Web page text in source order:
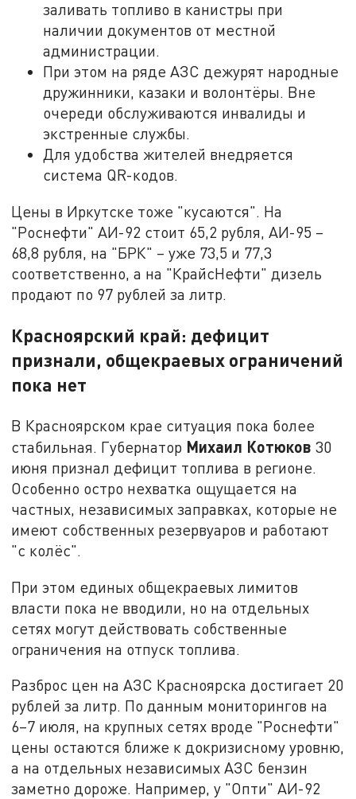
заливать топливо в канистры при
наличии документов от местной
администрации.
При этом на ряде АЗС дежурят народные
дружинники, казаки и волонтёры. Вне
очереди обслуживаются инвалиды и
экстренные службы.
Для удобства жителей внедряется
система QR-кодов.
Цены в Иркутске тоже "кусаются". На
"Роснефти" АИ-92 стоит 65,2 рубля, АИ-95 –
68,8 рубля, на "БРК" – уже 73,5 и 77,3
соответственно, а на "КрайсНефти" дизель
продают по 97 рублей за литр.
Красноярский край: дефицит
признали, общекраевых ограничений
пока нет
В Красноярском крае ситуация пока более
стабильная. Губернатор Михаил Котюков 30
июня признал дефицит топлива в регионе.
Особенно остро нехватка ощущается на
частных, независимых заправках, которые не
имеют собственных резервуаров и работают
"с колёс".
При этом единых общекраевых лимитов
власти пока не вводили, но на отдельных
сетях могут действовать собственные
ограничения на отпуск топлива.
Разброс цен на АЗС Красноярска достигает 20
рублей за литр. По данным мониторингов на
6–7 июля, на крупных сетях вроде "Роснефти"
цены остаются ближе к докризисному уровню,
а на отдельных независимых АЗС бензин
заметно дороже. Например, у "Опти" АИ-92